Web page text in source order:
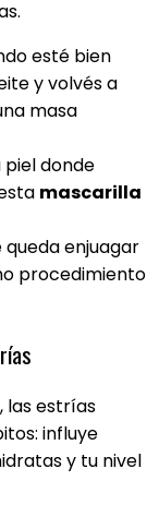
esté bien
y volvés a
masa
piel donde
mascarilla
enjuagar
procedimiento
las estrías
influye
y tu nivel